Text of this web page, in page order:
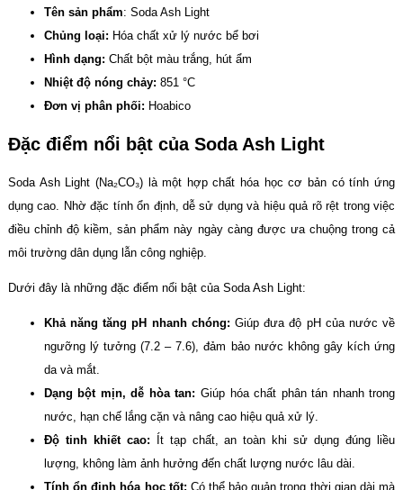
Tên sản phẩm: Soda Ash Light
Chủng loại: Hóa chất xử lý nước bể bơi
Hình dạng: Chất bột màu trắng, hút ẩm
Nhiệt độ nóng chảy: 851 °C
Đơn vị phân phối: Hoabico
Đặc điểm nổi bật của Soda Ash Light
Soda Ash Light (Na₂CO₃) là một hợp chất hóa học cơ bản có tính ứng
dụng cao. Nhờ đặc tính ổn định, dễ sử dụng và hiệu quả rõ rệt trong việc
điều chỉnh độ kiềm, sản phẩm này ngày càng được ưa chuộng trong cả
môi trường dân dụng lẫn công nghiệp.
Dưới đây là những đặc điểm nổi bật của Soda Ash Light:
Khả năng tăng pH nhanh chóng: Giúp đưa độ pH của nước về
ngưỡng lý tưởng (7.2 – 7.6), đảm bảo nước không gây kích ứng
da và mắt.
Dạng bột mịn, dễ hòa tan: Giúp hóa chất phân tán nhanh trong
nước, hạn chế lắng cặn và nâng cao hiệu quả xử lý.
Độ tinh khiết cao: Ít tạp chất, an toàn khi sử dụng đúng liều
lượng, không làm ảnh hưởng đến chất lượng nước lâu dài.
Tính ổn định hóa học tốt: Có thể bảo quản trong thời gian dài mà